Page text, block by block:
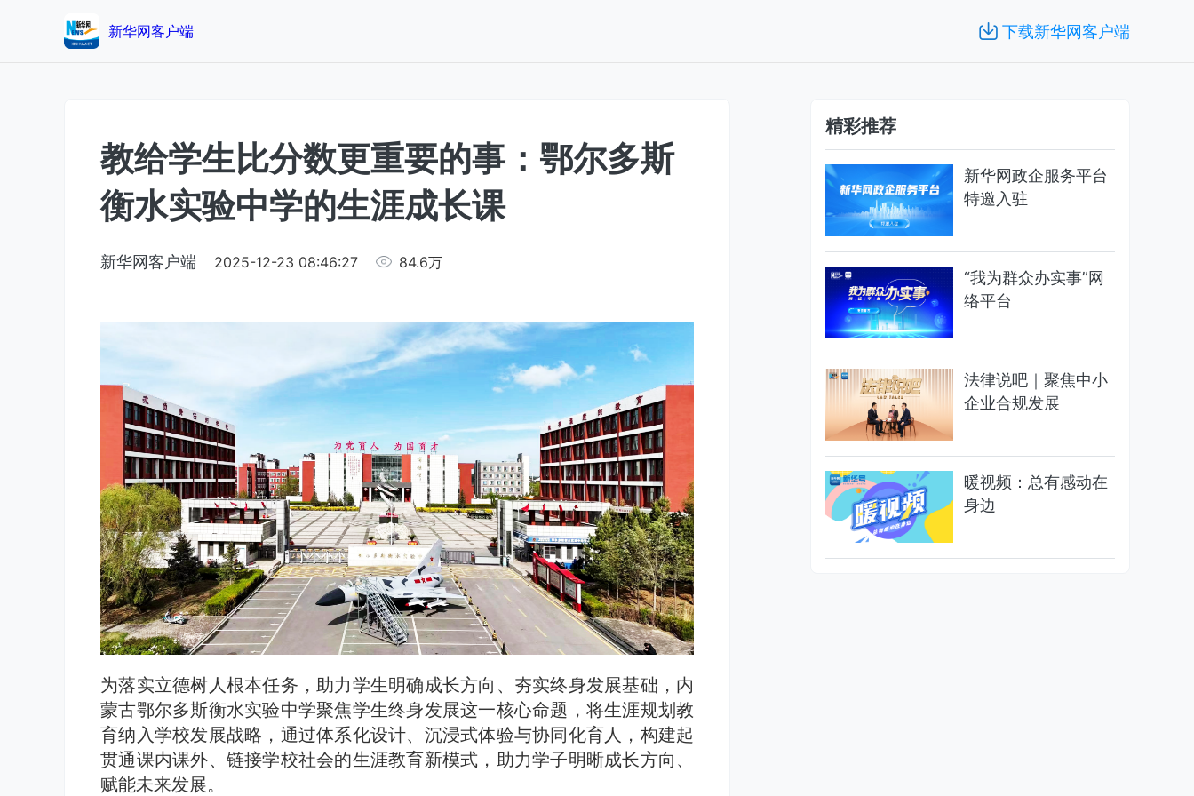
新华网客户端 下载新华网客户端
教给学生比分数更重要的事：鄂尔多斯
衡水实验中学的生涯成长课
新华网客户端 2025-12-23 08:46:27 84.6万
为落实立德树人根本任务，助力学生明确成长方向、夯实终身发展基础，内
蒙古鄂尔多斯衡水实验中学聚焦学生终身发展这一核心命题，将生涯规划教
育纳入学校发展战略，通过体系化设计、沉浸式体验与协同化育人，构建起
贯通课内课外、链接学校社会的生涯教育新模式，助力学子明晰成长方向、
赋能未来发展。
精彩推荐
新华网政企服务平台
特邀入驻
“我为群众办实事”网
络平台
法律说吧｜聚焦中小
企业合规发展
暖视频：总有感动在
身边